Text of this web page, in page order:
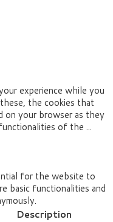
experience while you
the cookies that
on your browser as they
of the ...
for the website to
basic functionalities and
Description